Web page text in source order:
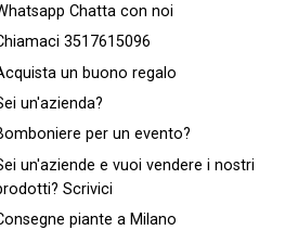
Chatta con noi
3517615096
un buono regalo
un'azienda?
per un evento?
un'aziende e vuoi vendere i nostri
Scrivici
piante a Milano